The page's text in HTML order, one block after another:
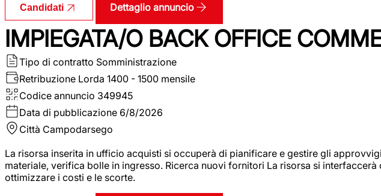
Candidati Dettaglio annuncio
IMPIEGATA/O BACK OFFICE
Tipo di contratto Somministrazione
Retribuzione Lorda 1400 - 1500 mensile
Codice annuncio 349945
Data di pubblicazione 6/8/2026
Città Campodarsego
La risorsa inserita in ufficio acquisti si occuperà di pianificare e gestire gli
materiale, verifica bolle in ingresso. Ricerca nuovi fornitori La risorsa si
ottimizzare i costi e le scorte.